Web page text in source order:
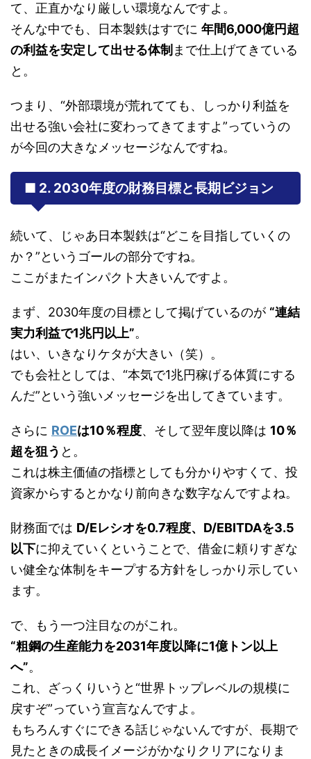
て、正直かなり厳しい環境なんですよ。
そんな中でも、日本製鉄はすでに 年間6,000億円超
の利益を安定して出せる体制 まで仕上げてきている
と。
つまり、“外部環境が荒れてても、しっかり利益を
出せる強い会社に変わってきてますよ”っていうの
が今回の大きなメッセージなんですね。
■ 2. 2030年度の財務目標と長期ビジョン
続いて、じゃあ日本製鉄は“どこを目指していくの
か？”というゴールの部分ですね。
ここがまたインパクト大きいんですよ。
まず、2030年度の目標として掲げているのが “連結
実力利益で1兆円以上”。
はい、いきなりケタが大きい（笑）。
でも会社としては、“本気で1兆円稼げる体質にする
んだ”という強いメッセージを出してきています。
さらに ROEは10％程度、そして翌年度以降は 10％
超を狙う と。
これは株主価値の指標としても分かりやすくて、投
資家からするとかなり前向きな数字なんですよね。
財務面では D/Eレシオを0.7程度、D/EBITDAを3.5
以下に抑えていくということで、借金に頼りすぎな
い健全な体制をキープする方針をしっかり示してい
ます。
で、もう一つ注目なのがこれ。
“粗鋼の生産能力を2031年度以降に1億トン以上
へ”。
これ、ざっくりいうと“世界トップレベルの規模に
戻すぞ”っていう宣言なんですよ。
もちろんすぐにできる話じゃないんですが、長期で
見たときの成長イメージがかなりクリアになりま